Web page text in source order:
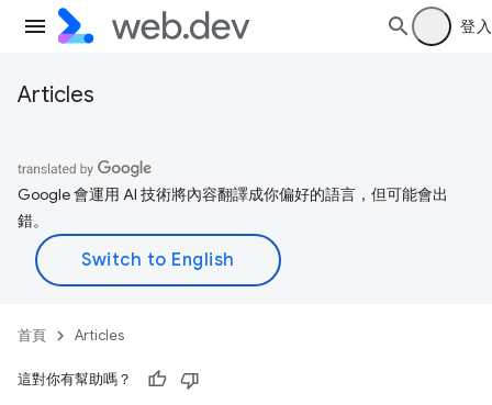
登入
Articles
Google 會運用 AI 技術將內容翻譯成你偏好的語言，但可能會出
錯。
首頁 Articles
這對你有幫助嗎？